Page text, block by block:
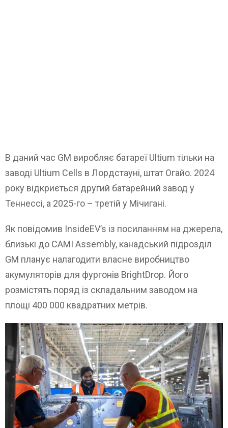
В даний час GM виробляє батареї Ultium тільки на
заводі Ultium Cells в Лордстауні, штат Огайо. 2024
року відкриється другий батарейний завод у
Теннессі, а 2025-го – третій у Мічигані.
Як повідомив InsideEV’s із посиланням на джерела,
близькі до CAMI Assembly, канадський підрозділ
GM планує налагодити власне виробництво
акумуляторів для фургонів BrightDrop. Його
розмістять поряд із складальним заводом на
площі 400 000 квадратних метрів.